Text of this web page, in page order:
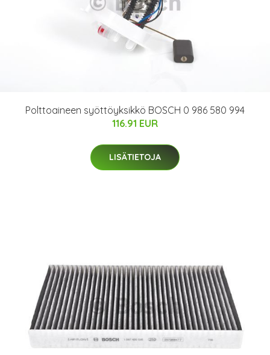
Polttoaineen syöttöyksikkö BOSCH 0 986 580 994
116.91 EUR
LISÄTIETOJA